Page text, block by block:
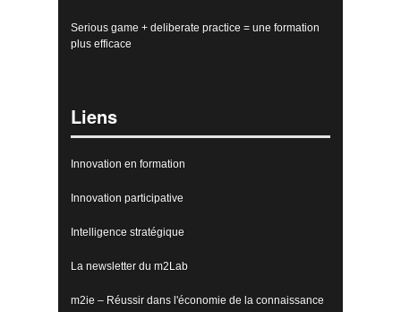
Serious game + deliberate practice = une formation
plus efficace
Liens
Innovation en formation
Innovation participative
Intelligence stratégique
La newsletter du m2Lab
m2ie – Réussir dans l'économie de la connaissance